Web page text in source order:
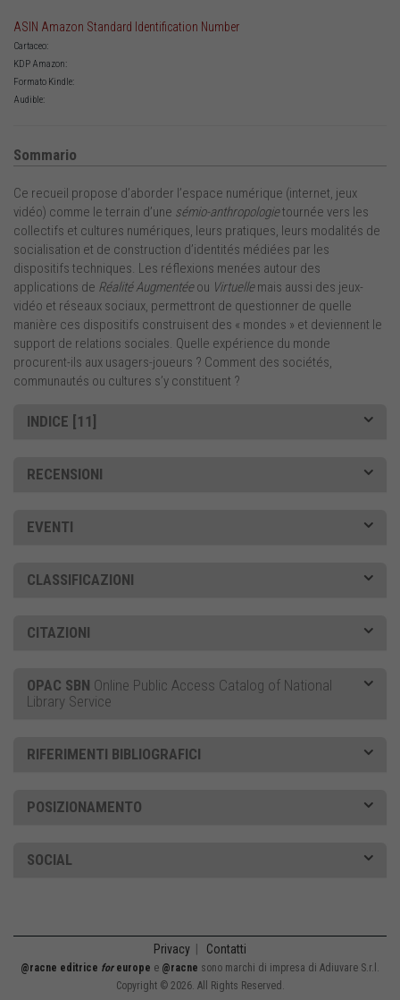
ASIN Amazon Standard Identification Number
Cartaceo:
KDP Amazon:
Formato Kindle:
Audible:
Sommario
Ce recueil propose d’aborder l’espace numérique (internet, jeux
vidéo) comme le terrain d’une sémio-anthropologietournée vers les
collectifs et cultures numériques, leurs pratiques, leurs modalités de
socialisation et de construction d’identités médiées par les
dispositifs techniques. Les réflexions menées autour des
applications de Réalité Augmentéeou Virtuellemais aussi des jeux-
vidéo et réseaux sociaux, permettront de questionner de quelle
manière ces dispositifs construisent des « mondes » et deviennent le
support de relations sociales. Quelle expérience du monde
procurent-ils aux usagers-joueurs ? Comment des sociétés,
communautés ou cultures s’y constituent ?
INDICE [11]
RECENSIONI
EVENTI
CLASSIFICAZIONI
CITAZIONI
OPAC SBN Online Public Access Catalog of National
Library Service
RIFERIMENTI BIBLIOGRAFICI
POSIZIONAMENTO
SOCIAL
Privacy Contatti
@racne editrice foreurope e @racne sono marchi di impresa di Adiuvare S.r.l.
Copyright © 2026. All Rights Reserved.